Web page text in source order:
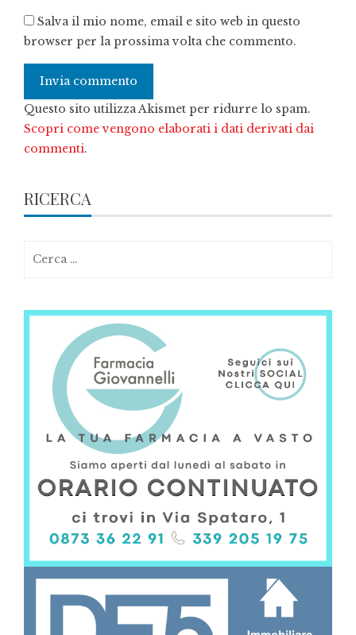
Salva il mio nome, email e sito web in questo
browser per la prossima volta che commento.
Questo sito utilizza Akismet per ridurre lo spam.
Scopri come vengono elaborati i dati derivati dai
commenti.
RICERCA